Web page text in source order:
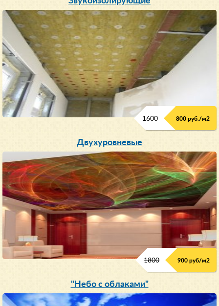
1600 800 руб./м2
Двухуровневые
1800 900 руб/м2
"Небо с облаками"